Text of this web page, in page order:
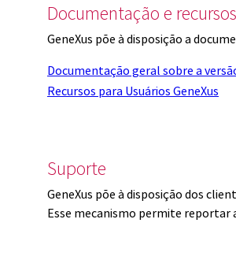
Documentação e
GeneXus põe à disposição a
Documentação geral sobre a
Recursos para Usuários GeneXus
Suporte
GeneXus põe à disposição dos
Esse mecanismo permite reportar